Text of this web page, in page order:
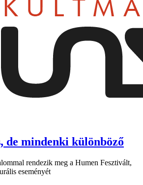
de mindenki különböző
rendezik meg a Humen Fesztivált,
eseményét